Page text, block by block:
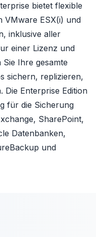
bietet flexible
VMware ESX(i) und
inklusive aller
einer Lizenz und
Ihre gesamte
sichern, replizieren,
Die Enterprise Edition
für die Sicherung
SharePoint,
Datenbanken,
und